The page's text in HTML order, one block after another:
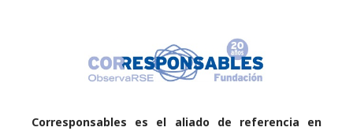
Corresponsables es el aliado de referencia en